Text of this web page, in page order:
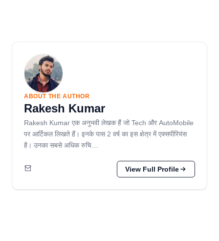
ABOUT THE AUTHOR
Rakesh Kumar
Rakesh Kumar एक अनुभवी लेखक हैं जो Tech और AutoMobile
पर आर्टिकल लिखते हैं। इनके पास 2 वर्ष का इस क्षेत्र में एक्सपीरियंस
है। उनका सबसे अधिक रुचि…
View Full Profile